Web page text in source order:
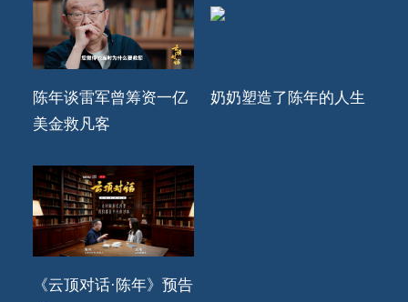
陈年谈雷军曾筹资一亿
美金救凡客
奶奶塑造了陈年的人生
《云顶对话·陈年》预告